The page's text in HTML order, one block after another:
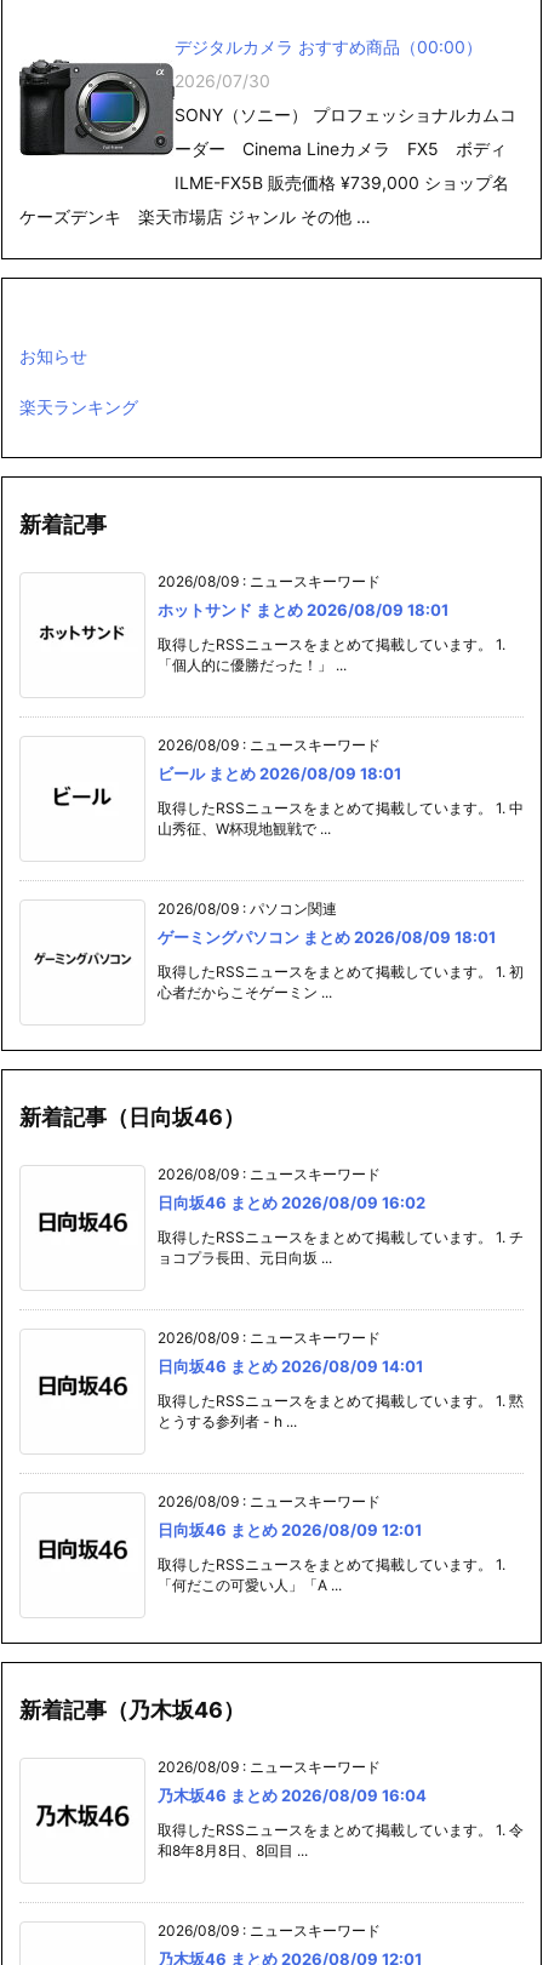
デジタルカメラ おすすめ商品（00:00）
2026/07/30
SONY（ソニー） プロフェッショナルカムコ
ーダー Cinema Lineカメラ FX5 ボディ
ILME-FX5B 販売価格 ¥739,000 ショップ名
ケーズデンキ 楽天市場店 ジャンル その他 …
お知らせ
楽天ランキング
新着記事
2026/08/09 : ニュースキーワード
ホットサンド まとめ 2026/08/09 18:01
取得したRSSニュースをまとめて掲載しています。 1.
「個人的に優勝だった！」 ...
2026/08/09 : ニュースキーワード
ビール まとめ 2026/08/09 18:01
取得したRSSニュースをまとめて掲載しています。 1. 中
山秀征、W杯現地観戦で ...
2026/08/09 : パソコン関連
ゲーミングパソコン まとめ 2026/08/09 18:01
取得したRSSニュースをまとめて掲載しています。 1. 初
心者だからこそゲーミン ...
新着記事（日向坂46）
2026/08/09 : ニュースキーワード
日向坂46 まとめ 2026/08/09 16:02
取得したRSSニュースをまとめて掲載しています。 1. チ
ョコプラ長田、元日向坂 ...
2026/08/09 : ニュースキーワード
日向坂46 まとめ 2026/08/09 14:01
取得したRSSニュースをまとめて掲載しています。 1. 黙
とうする参列者 - h ...
2026/08/09 : ニュースキーワード
日向坂46 まとめ 2026/08/09 12:01
取得したRSSニュースをまとめて掲載しています。 1.
「何だこの可愛い人」「A ...
新着記事（乃木坂46）
2026/08/09 : ニュースキーワード
乃木坂46 まとめ 2026/08/09 16:04
取得したRSSニュースをまとめて掲載しています。 1. 令
和8年8月8日、8回目 ...
2026/08/09 : ニュースキーワード
乃木坂46 まとめ 2026/08/09 12:01